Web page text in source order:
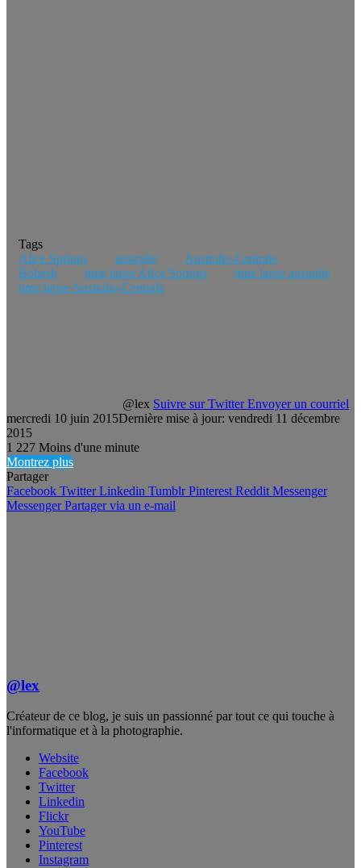
Tags
Alice Springs
australie
Australie-Centrale
Bobesh
time lapse Alice Springs
time lapse australie
time lapse Australie-Centrale
@lex Suivre sur Twitter Envoyer un courriel
mercredi 10 juin 2015Dernière mise à jour: vendredi 11 décembre
2015
1 227 Moins d'une minute
Montrez plus
Partager
Facebook Twitter Linkedin Tumblr Pinterest Reddit Messenger
Messenger Partager via un e-mail
@lex
Créateur de ce blog, je suis un passionné par tout ce qui touche à
l'informatique et à la photographie.
Website
Facebook
Twitter
Linkedin
Flickr
YouTube
Pinterest
Instagram